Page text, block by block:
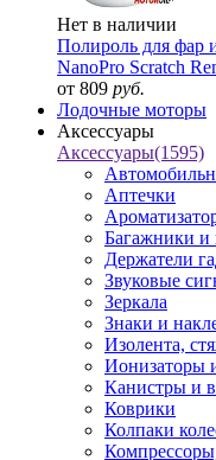
Нет в наличии
Полироль для фар
NanoPro Scratch
от 809 руб.
Лодочные моторы
Аксессуары
Аксессуары(1595)
Аптечки
Багажники и
Держатели
Звуковые
Зеркала
Знаки и
Изолента,
Ионизаторы
Канистры и
Коврики
Колпаки